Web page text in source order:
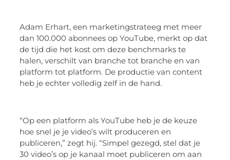
Adam Erhart, een marketingstrateeg met meer
dan 100.000 abonnees op YouTube, merkt op dat
de tijd die het kost om deze benchmarks te
halen, verschilt van branche tot branche en van
platform tot platform. De productie van content
heb je echter volledig zelf in de hand.
“Op een platform als YouTube heb je de keuze
hoe snel je je video’s wilt produceren en
publiceren,” zegt hij. “Simpel gezegd, stel dat je
30 video’s op je kanaal moet publiceren om aan